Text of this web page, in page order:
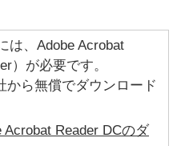
は、Adobe Acrobat
）が必要です。
から無償でダウンロード
Acrobat Reader DCのダ